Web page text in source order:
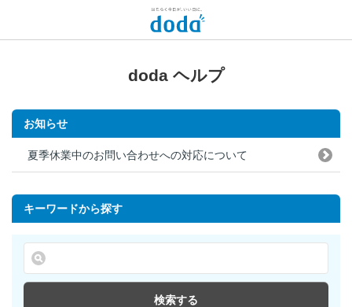
doda ヘルプ
お知らせ
夏季休業中のお問い合わせへの対応について
キーワードから探す
検索する